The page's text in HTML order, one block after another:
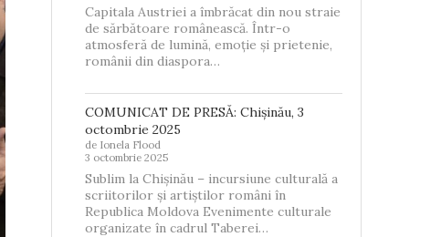
Capitala Austriei a îmbrăcat din nou straie
de sărbătoare românească. Într-o
atmosferă de lumină, emoție și prietenie,
românii din diaspora…
COMUNICAT DE PRESĂ: Chișinău, 3
octombrie 2025
de Ionela Flood
3 octombrie 2025
Sublim la Chișinău – incursiune culturală a
scriitorilor și artiștilor români în
Republica Moldova Evenimente culturale
organizate în cadrul Taberei…